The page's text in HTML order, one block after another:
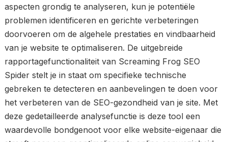
aspecten grondig te analyseren, kun je potentiële
problemen identificeren en gerichte verbeteringen
doorvoeren om de algehele prestaties en vindbaarheid
van je website te optimaliseren. De uitgebreide
rapportagefunctionaliteit van Screaming Frog SEO
Spider stelt je in staat om specifieke technische
gebreken te detecteren en aanbevelingen te doen voor
het verbeteren van de SEO-gezondheid van je site. Met
deze gedetailleerde analysefunctie is deze tool een
waardevolle bondgenoot voor elke website-eigenaar die